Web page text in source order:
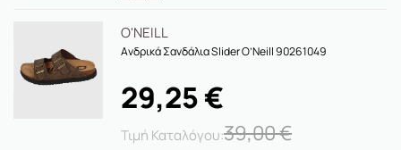
O'NEILL
Ανδρικά Σανδάλια Slider O’Neill 90261049
39,00€
29,25€